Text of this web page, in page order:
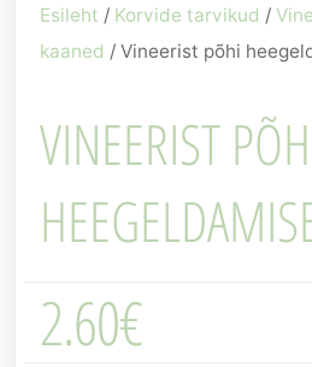
Esileht / Korvide tarvikud /
kaaned / Vineerist põhi
VINEERIST
2.60€